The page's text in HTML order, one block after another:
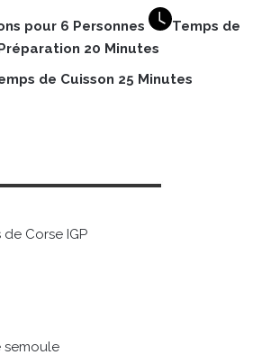
pour 6 Personnes
Temps de
20 Minutes
de Cuisson 25 Minutes
Corse IGP
semoule